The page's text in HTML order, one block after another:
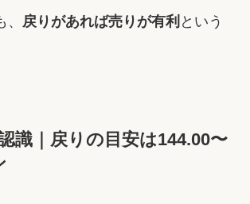
戻りがあれば売りが有利 という
識｜戻りの目安は144.00〜